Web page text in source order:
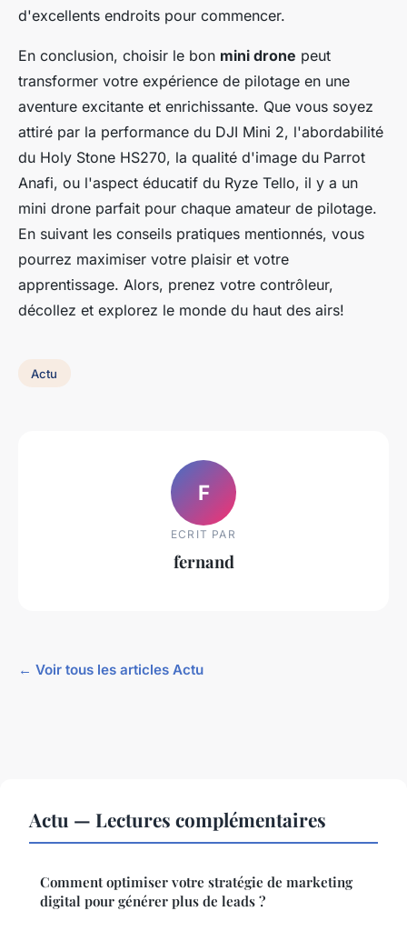
d'excellents endroits pour commencer.
En conclusion, choisir le bon mini drone peut
transformer votre expérience de pilotage en une
aventure excitante et enrichissante. Que vous soyez
attiré par la performance du DJI Mini 2, l'abordabilité
du Holy Stone HS270, la qualité d'image du Parrot
Anafi, ou l'aspect éducatif du Ryze Tello, il y a un
mini drone parfait pour chaque amateur de pilotage.
En suivant les conseils pratiques mentionnés, vous
pourrez maximiser votre plaisir et votre
apprentissage. Alors, prenez votre contrôleur,
décollez et explorez le monde du haut des airs!
Actu
F
ECRIT PAR
fernand
← Voir tous les articles Actu
Actu — Lectures complémentaires
Comment optimiser votre stratégie de marketing
digital pour générer plus de leads ?